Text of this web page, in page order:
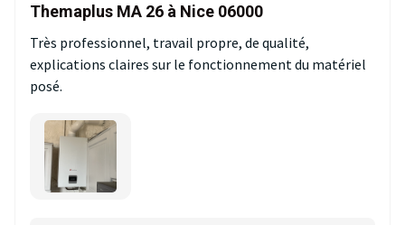
Themaplus MA 26 à Nice 06000
Très professionnel, travail propre, de qualité,
explications claires sur le fonctionnement du matériel
posé.